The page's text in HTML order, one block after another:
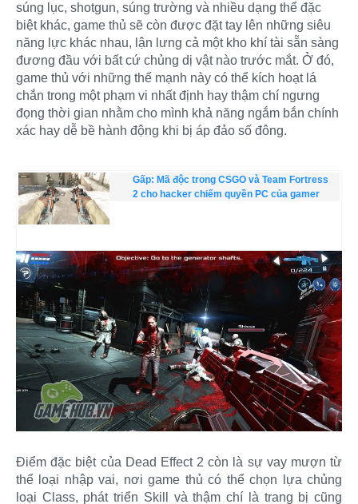
súng lục, shotgun, súng trường và nhiều dạng thể đặc
biệt khác, game thủ sẽ còn được đặt tay lên những siêu
năng lực khác nhau, lận lưng cả một kho khí tài sẵn sàng
đương đầu với bất cứ chủng dị vật nào trước mắt. Ở đó,
game thủ với những thế mạnh này có thể kích hoạt lá
chắn trong một phạm vi nhất định hay thậm chí ngưng
đọng thời gian nhằm cho mình khả năng ngắm bắn chính
xác hay dễ bề hành động khi bị áp đảo số đông.
Gấp: Mã độc trong CSGO và Team Fortress
2 cho hacker chiếm quyền PC của gamer
Điểm đặc biệt của Dead Effect 2 còn là sự vay mượn từ
thể loại nhập vai, nơi game thủ có thể chọn lựa chủng
loại Class, phát triển Skill và thậm chí là trang bị cũng